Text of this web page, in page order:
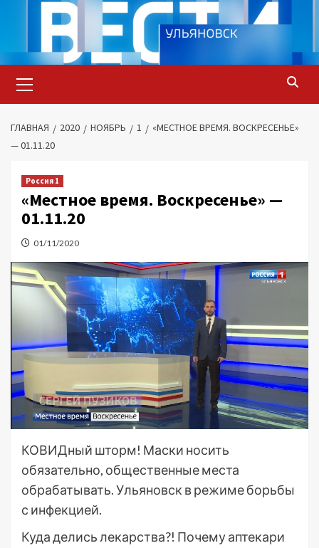
содержимому
меню
ГЛАВНАЯ 2020 НОЯБРЬ 1
«МЕСТНОЕ ВРЕМЯ. ВОСКРЕСЕНЬЕ»
— 01.11.20
Россия 1
«Местное время. Воскресенье» —
01.11.20
01/11/2020
КОВИДный шторм! Маски носить
обязательно, общественные места
обрабатывать. Ульяновск в режиме борьбы
с инфекцией.
Куда делись лекарства?! Почему аптекари